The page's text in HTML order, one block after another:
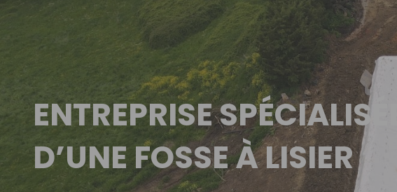
ENTREPRISE
D’UNE FOSSE À LISIER